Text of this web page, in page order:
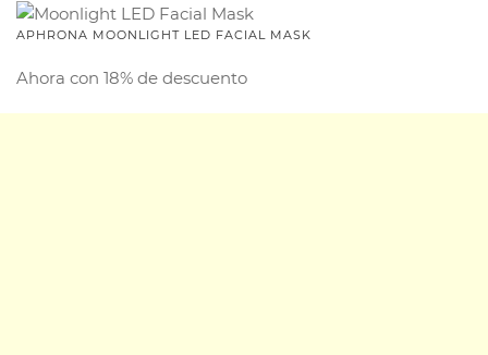
APHRONA MOONLIGHT LED FACIAL MASK
Ahora con 18% de descuento